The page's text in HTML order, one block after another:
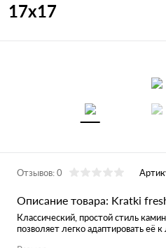
17x17
Отзывов: 0
Описание товара: Kratki
Классический, простой стиль
позволяет легко адаптировать её